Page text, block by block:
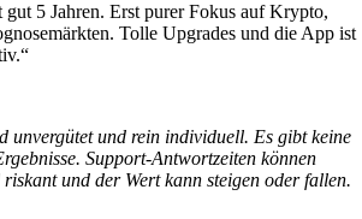
gut 5 Jahren. Erst purer Fokus auf Krypto,
Tolle Upgrades und die App ist
unvergütet und rein individuell. Es gibt keine
Support-Antwortzeiten können
und der Wert kann steigen oder fallen.